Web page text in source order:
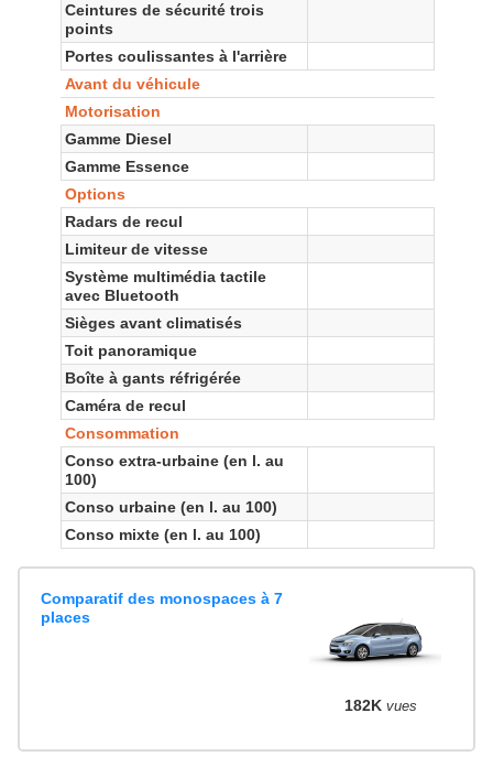
Ceintures de sécurité trois
points
Portes coulissantes à l'arrière
Avant du véhicule
Motorisation
Gamme Diesel
Gamme Essence
Options
Radars de recul
Limiteur de vitesse
Système multimédia tactile
avec Bluetooth
Sièges avant climatisés
Toit panoramique
Boîte à gants réfrigérée
Caméra de recul
Consommation
Conso extra-urbaine (en l. au
100)
Conso urbaine (en l. au 100)
Conso mixte (en l. au 100)
Comparatif des monospaces à 7
places
182K vues